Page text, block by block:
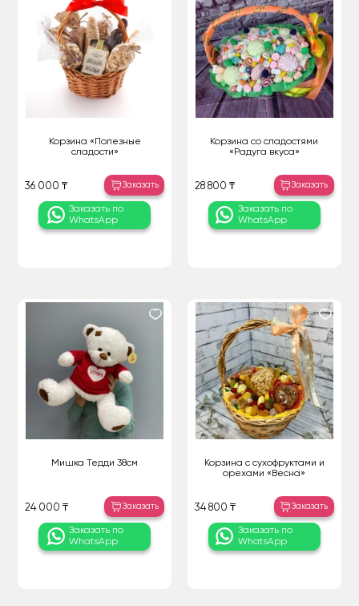
Корзина «Полезные
сладости»
36 000 ₸ Заказать
Заказать по
WhatsApp
Корзина со сладостями
«Радуга вкуса»
28 800 ₸ Заказать
Заказать по
WhatsApp
Мишка Тедди 38см
24 000 ₸ Заказать
Заказать по
WhatsApp
Корзина с сухофруктами и
орехами «Весна»
34 800 ₸ Заказать
Заказать по
WhatsApp